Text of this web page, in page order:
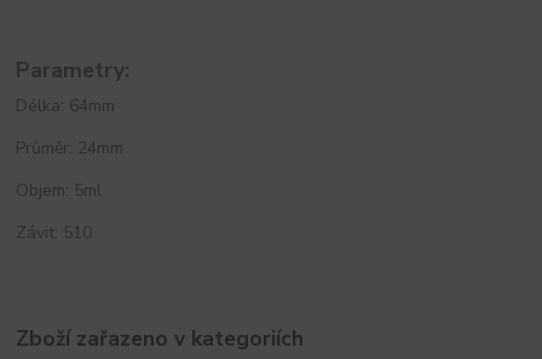
Parametry:
Délka: 64mm
Průměr: 24mm
Objem: 5ml
Závit: 510
Zboží zařazeno v kategoriích